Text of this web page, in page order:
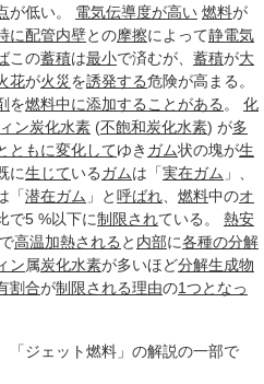
が低い。 電気伝導度が高い 燃料が
に配管内壁との摩擦によって静電気
この蓄積は最小で済むが、 蓄積が大
花が火災を誘発する危険が高まる。
を燃料中に添加する ことがある 。 化
ン炭化水素 (不飽和炭化水素) が多
ともに変化してゆき ガム状の塊が生
に生じているガムは「実在ガム 」、
「潜在ガム 」と呼ばれ 燃料中のオ
で5 %以下に制限されている。 熱安
で高温加熱される と 内部に各種の分解
ン属炭化水素が多いほど分解生成物
割合が制限される理由の1つとなっ
ジェット燃料」の解説の一部で